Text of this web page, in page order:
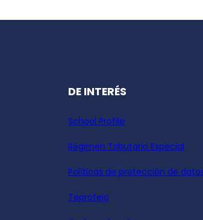
DE INTERÉS
School Profile
Régimen Tributario Especial
Políticas de protección de
Teprotejo